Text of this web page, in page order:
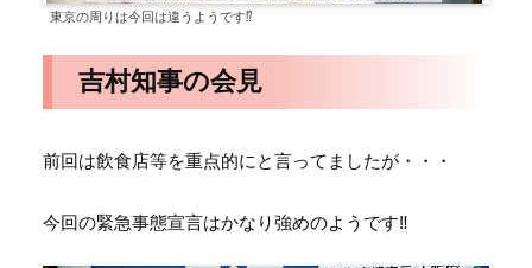
東京の周りは今回は違うようです⁉️
吉村知事の会見
前回は飲食店等を重点的にと言ってましたが・・・
今回の緊急事態宣言はかなり強めのようです‼️